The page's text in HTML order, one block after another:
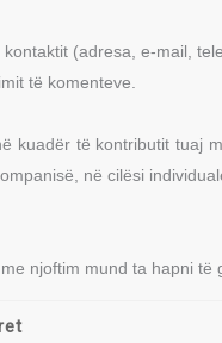
(adresa, e-mail,
të komenteve.
kuadër të kontributit tuaj
në cilësi
njoftim mund ta hapni